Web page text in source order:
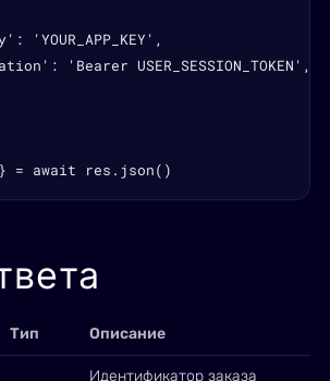
'YOUR_APP_KEY',
'Bearer USER_SESSION_TOKEN',
= await res.json()
Тип Описание
Идентификатор заказа